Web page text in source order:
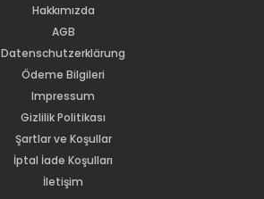
Hakkımızda
AGB
Datenschutzerklärung
Ödeme Bilgileri
Impressum
Gizlilik Politikası
Şartlar ve Koşullar
İptal İade Koşulları
İletişim